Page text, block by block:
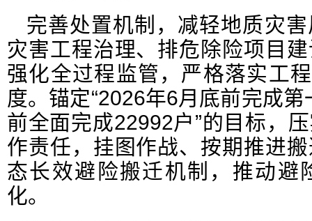
完善处置机制，减轻地质灾
灾害工程治理、排危除险项目
强化全过程监管，严格落实工
度。锚定“2026年6月底前完成
前全面完成22992户”的目标，
作责任，挂图作战、按期推进
态长效避险搬迁机制，推动避
化。